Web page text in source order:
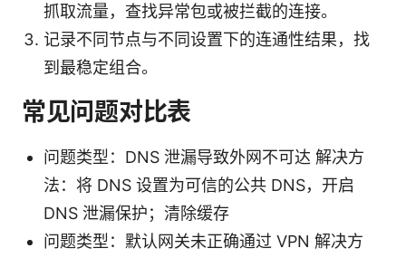
抓取流量，查找异常包或被拦截的连接。
记录不同节点与不同设置下的连通性结果，找
到最稳定组合。
常见问题对比表
问题类型：DNS 泄漏导致外网不可达 解决方
法：将 DNS 设置为可信的公共 DNS，开启
DNS 泄漏保护；清除缓存
问题类型：默认网关未正确通过 VPN 解决方